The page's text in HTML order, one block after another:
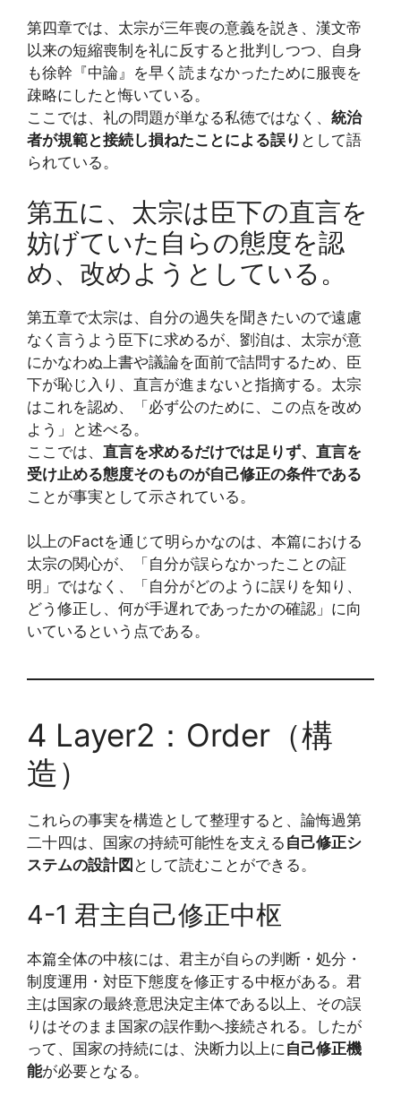
第四章では、太宗が三年喪の意義を説き、漢文帝
以来の短縮喪制を礼に反すると批判しつつ、自身
も徐幹『中論』を早く読まなかったために服喪を
疎略にしたと悔いている。
ここでは、礼の問題が単なる私徳ではなく、 統治
者が規範と接続し損ねたことによる誤り として語
られている。
第五に、太宗は臣下の直言を
妨げていた自らの態度を認
め、改めようとしている。
第五章で太宗は、自分の過失を聞きたいので遠慮
なく言うよう臣下に求めるが、劉洎は、太宗が意
にかなわぬ上書や議論を面前で詰問するため、臣
下が恥じ入り、直言が進まないと指摘する。太宗
はこれを認め、「必ず公のために、この点を改め
よう」と述べる。
ここでは、 直言を求めるだけでは足りず、直言を
受け止める態度そのものが自己修正の条件である
ことが事実として示されている。
以上のFactを通じて明らかなのは、本篇における
太宗の関心が、「自分が誤らなかったことの証
明」ではなく、「自分がどのように誤りを知り、
どう修正し、何が手遅れであったかの確認」に向
いているという点である。
4 Layer2：Order（構
造）
これらの事実を構造として整理すると、論悔過第
二十四は、国家の持続可能性を支える 自己修正シ
ステムの設計図 として読むことができる。
4-1 君主自己修正中枢
本篇全体の中核には、君主が自らの判断・処分・
制度運用・対臣下態度を修正する中枢がある。君
主は国家の最終意思決定主体である以上、その誤
りはそのまま国家の誤作動へ接続される。したが
って、国家の持続には、決断力以上に 自己修正機
能が必要となる。